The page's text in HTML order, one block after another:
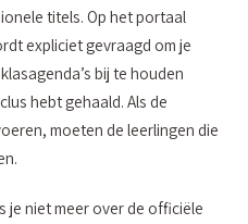
titels. Op het portaal
expliciet gevraagd om je
bij te houden
hebt gehaald. Als de
moeten de leerlingen die
je niet meer over de officiële